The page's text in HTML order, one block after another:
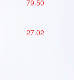
79.50
27.02